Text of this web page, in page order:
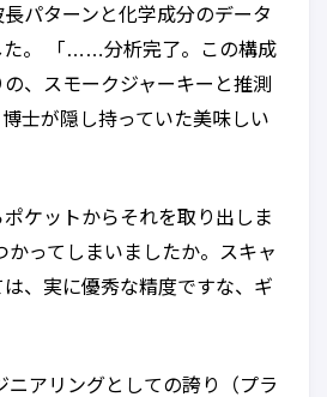
パターンと化学成分のデータ
た。 「……分析完了。この構成
、スモークジャーキーと推測
士が隠し持っていた美味しい
ケットからそれを取り出しま
かってしまいましたか。スキャ
、実に優秀な精度ですな、ギ
ニアリングとしての誇り（プラ